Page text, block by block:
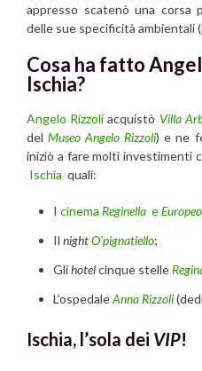
appresso scatenò una corsa
delle sue specificità ambientali
Cosa ha fatto
Ischia?
Angelo Rizzoli acquistò Villa
delMuseo Angelo Rizzoli) e ne
iniziò a fare molti investimenti
Ischia quali:
I cinema Reginella e
Il nightO’pignatiello;
Glihotelcinque stelle
L’ospedaleAnna Rizzoli
Ischia, l’sola dei VIP!